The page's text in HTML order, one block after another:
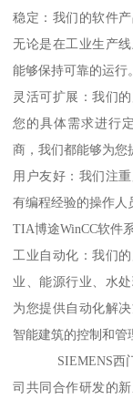
稳定：我们的软件
无论是在工业生产
能够保持可靠的运行。
灵活可扩展：我们
您的具体需求进行
商，我们都能够为您
用户友好：我们注
有编程经验的操作人
TIA博途WinCC软件
工业自动化：我们
业、能源行业、水
为您提供自动化解
智能建筑的控制和管
SIEMENS西门子
司共同合作研发的